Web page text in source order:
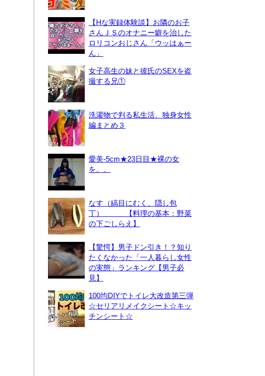
【Hな実録体験談】お隣のお子
さんＪＳのオナニー癖を治した
ロリコンおじさん「ウッはぁー
ん」
女子高生の妹と彼氏のSEXを盗
撮する兄①
洗濯物で判る私生活、独身女性
編まとめ３
愛美-5cm★23日目★裸の女
を。。
なす（縞目にむく、隠し包
丁） 【料理の基本：野菜
の下ごしらえ】
【驚愕】男子ドン引き！？知り
たくなかった「一人暮らし女性
の実態」ランキング【男子必
見】
100均DIYでトイレ大改造第三弾
☆セリアリメイクシート☆キッ
チンシート☆